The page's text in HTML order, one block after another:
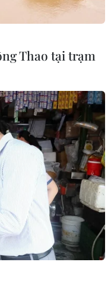
Thao tại trạm